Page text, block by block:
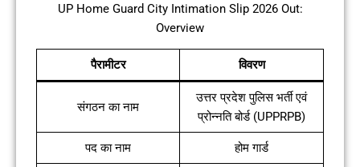
UP Home Guard City Intimation Slip 2026 Out:
Overview
पैरामीटर विवरण
संगठन का नाम
उत्तर प्रदेश पुलिस भर्ती एवं
प्रोन्नति बोर्ड (UPPRPB)
पद का नाम होम गार्ड